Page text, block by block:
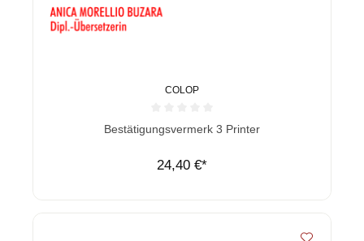
COLOP
Durchschnittliche Bewertung von 0 von 5 Sternen
Bestätigungsvermerk 3 Printer
24,40 €*